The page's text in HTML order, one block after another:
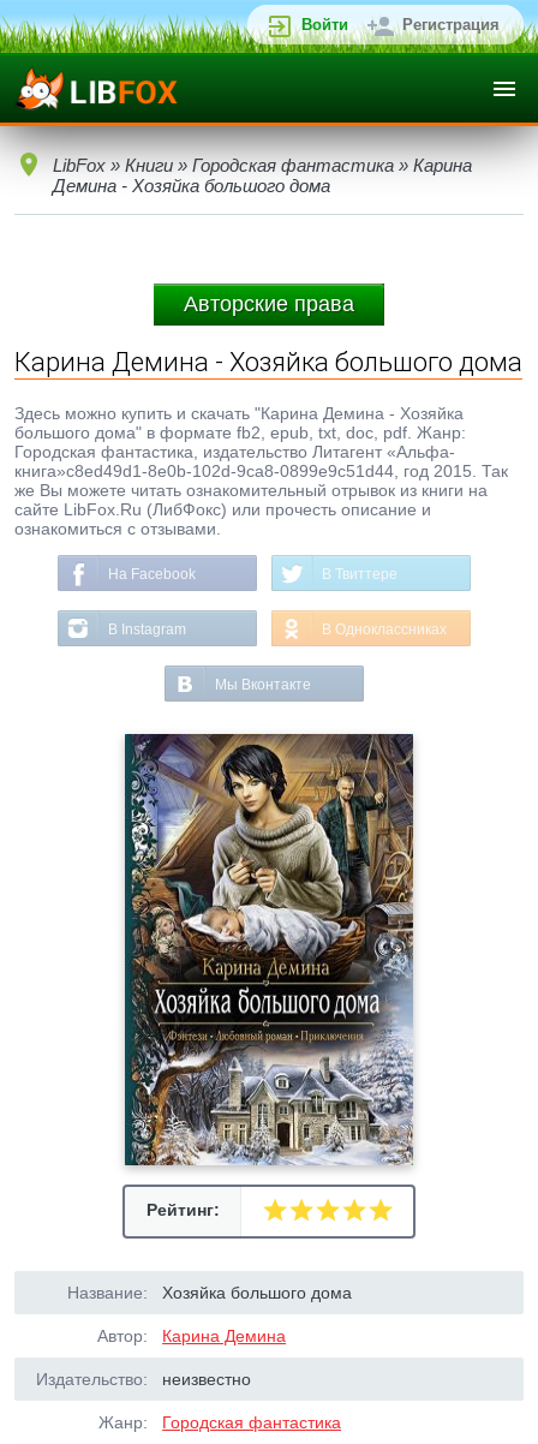
Войти Регистрация
LibFox » Книги » Городская фантастика » Карина
Демина - Хозяйка большого дома
Авторские права
Карина Демина - Хозяйка большого дома
Здесь можно купить и скачать "Карина Демина - Хозяйка
большого дома" в формате fb2, epub, txt, doc, pdf. Жанр:
Городская фантастика, издательство Литагент «Альфа-
книга»c8ed49d1-8e0b-102d-9ca8-0899e9c51d44, год 2015. Так
же Вы можете читать ознакомительный отрывок из книги на
сайте LibFox.Ru (ЛибФокс) или прочесть описание и
ознакомиться с отзывами.
На Facebook В Твиттере
В Instagram В Одноклассниках
Мы Вконтакте
Рейтинг:
Название: Хозяйка большого дома
Автор: Карина Демина
Издательство: неизвестно
Жанр: Городская фантастика